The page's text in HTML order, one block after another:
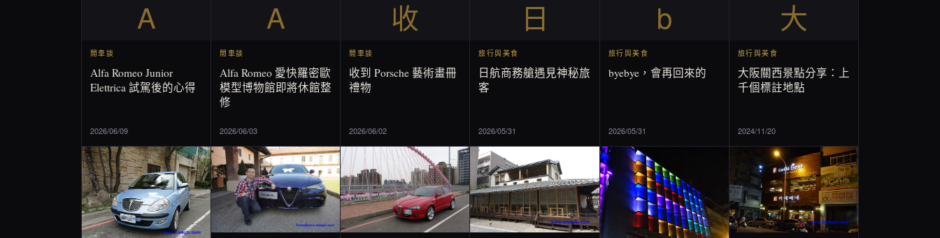
A
閒車談
Alfa Romeo Junior
Elettrica 試駕後的心得
2026/06/09
A
閒車談
Alfa Romeo 愛快羅密歐
模型博物館即將休館整
修
2026/06/03
收
閒車談
收到 Porsche 藝術畫冊
禮物
2026/06/02
日
旅行與美食
日航商務艙遇見神秘旅
客
2026/05/31
b
旅行與美食
byebye，會再回來的
2026/05/31
大
旅行與美食
大阪關西景點分享：上
千個標註地點
2024/11/20